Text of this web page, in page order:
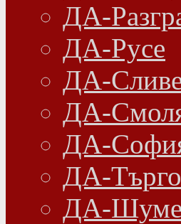
ДА-
ДА-Русе
ДА-
ДА-
ДА-
ДА-
ДА-